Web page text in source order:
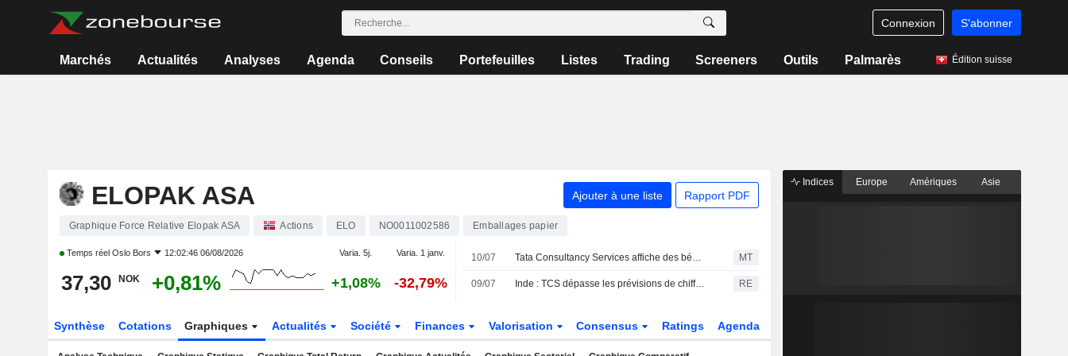
Connexion S'abonner
Marchés Actualités Analyses Agenda Conseils Portefeuilles Listes Trading Screeners Outils Palmarès Édition suisse
ELOPAK ASA Ajouter à une liste Rapport PDF
Graphique Force Relative Elopak ASA Actions ELO NO0011002586 Emballages papier
Temps réel Oslo Bors 12:02:46 06/08/2026 Varia. 5j. Varia. 1 janv.
37,30 NOK +0,81% +1,08% -32,79%
10/07 Tata Consultancy Services affiche des bénéfices en hausse au premier trimestre fiscal ; le carnet de commandes se contracte MT
09/07 Inde : TCS dépasse les prévisions de chiffre d'affaires, portée par la roupie faible et le secteur bancaire RE
Synthèse Cotations Graphiques Actualités Société Finances Valorisation Consensus Ratings Agenda
Indices Europe Amériques Asie